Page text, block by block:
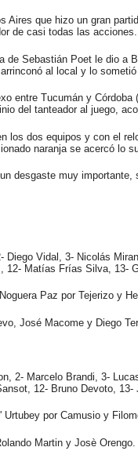
Aires que hizo un gran
de casi todas las acciones.
de Sebastián Poet le dio a
al local y lo
entre Tucumán y
del tanteador al juego,
los dos equipos y con el
naranja se acercó lo
desgaste muy
Diego Vidal, 3- Nicolás
12- Matías Frías Silva, 13-
Paz por Tejerizo y
José Macome y Diego
2- Marcelo Brandi, 3-
12- Bruno Devoto,
Urtubey por Camusio y
Martin y Josè Orengo.